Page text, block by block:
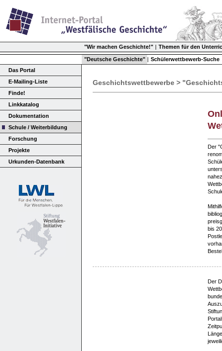
"Wir machen Geschichte!" | Themen für den
"Deutsche Geschichte" | Schülerwettbewerb-Suche
Das Portal
E-Mailing-Liste
Finde!
Linkkatalog
Dokumentation
Schule / Weiterbildung
Forschung
Projekte
Urkunden-Datenbank
Geschichtswettbewerbe >
Der
bis
Der